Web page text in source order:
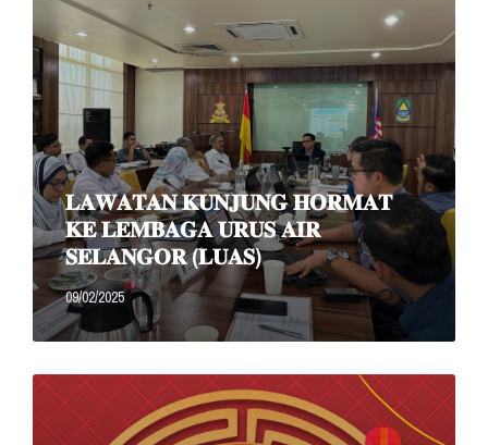
𝐋𝐀𝐖𝐀𝐓𝐀𝐍 𝐊𝐔𝐍𝐉𝐔𝐍𝐆 𝐇𝐎𝐑𝐌𝐀𝐓
𝐊𝐄 𝐋𝐄𝐌𝐁𝐀𝐆𝐀 𝐔𝐑𝐔𝐒 𝐀𝐈𝐑
𝐒𝐄𝐋𝐀𝐍𝐆𝐎𝐑 (𝐋𝐔𝐀𝐒)
09/02/2025
Read
More